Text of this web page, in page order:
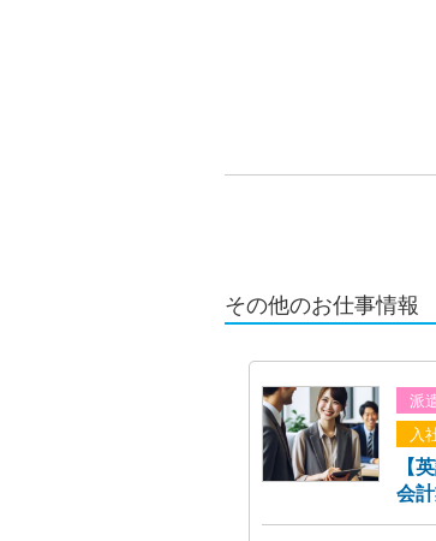
その他のお仕事情報
派
入
【
会